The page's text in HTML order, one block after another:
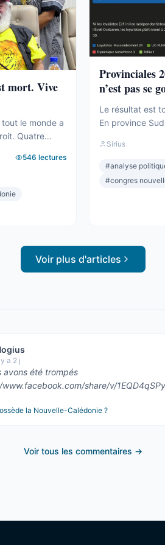
mort. Vive
le monde a
Quatre
roi, l’arbitre,
était connue :
546 lectures
Provinciales
n’est pas se
Le résultat est
En province
voix, une
dominée, la
pulvérisée, le
Sirius
#analyse
#congres
Voir plus d'articles
a 2 j
avons été trompés
share/v/
la Nouvelle-Calédonie ?
Voir tous les commentaires →